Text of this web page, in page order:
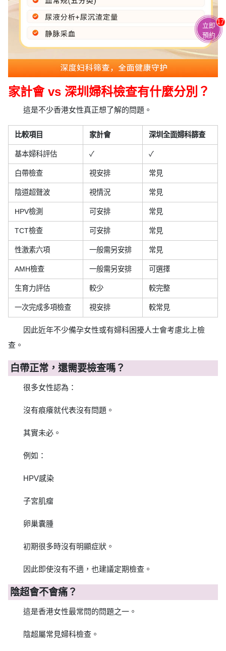
家計會 vs 深圳婦科檢查有什麼分別？
這是不少香港女性真正想了解的問題。
比較項目 家計會 深圳全面婦科篩查
基本婦科評估 ✓ ✓
白帶檢查 視安排 常見
陰道超聲波 視情況 常見
HPV檢測 可安排 常見
TCT檢查 可安排 常見
性激素六項 一般需另安排 常見
AMH檢查 一般需另安排 可選擇
生育力評估 較少 較完整
一次完成多項檢查 視安排 較常見
因此近年不少備孕女性或有婦科困擾人士會考慮北上檢
查。
白帶正常，還需要檢查嗎？
很多女性認為：
沒有痕癢就代表沒有問題。
其實未必。
例如：
HPV感染
子宮肌瘤
卵巢囊腫
初期很多時沒有明顯症狀。
因此即使沒有不適，也建議定期檢查。
陰超會不會痛？
這是香港女性最常問的問題之一。
陰超屬常見婦科檢查。
立即
預約
17